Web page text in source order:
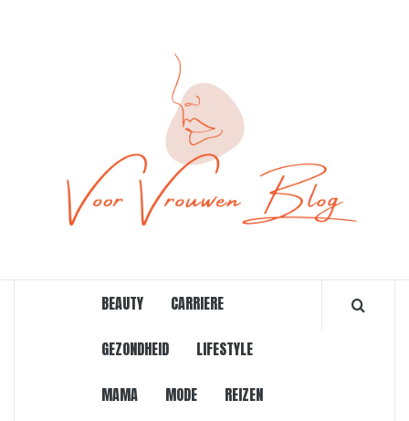
BEAUTY CARRIERE
GEZONDHEID LIFESTYLE
MAMA MODE REIZEN